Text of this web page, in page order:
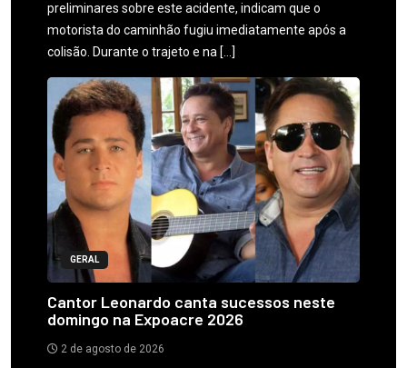
preliminares sobre este acidente, indicam que o
motorista do caminhão fugiu imediatamente após a
colisão. Durante o trajeto e na […]
GERAL
Cantor Leonardo canta sucessos neste
domingo na Expoacre 2026
2 de agosto de 2026